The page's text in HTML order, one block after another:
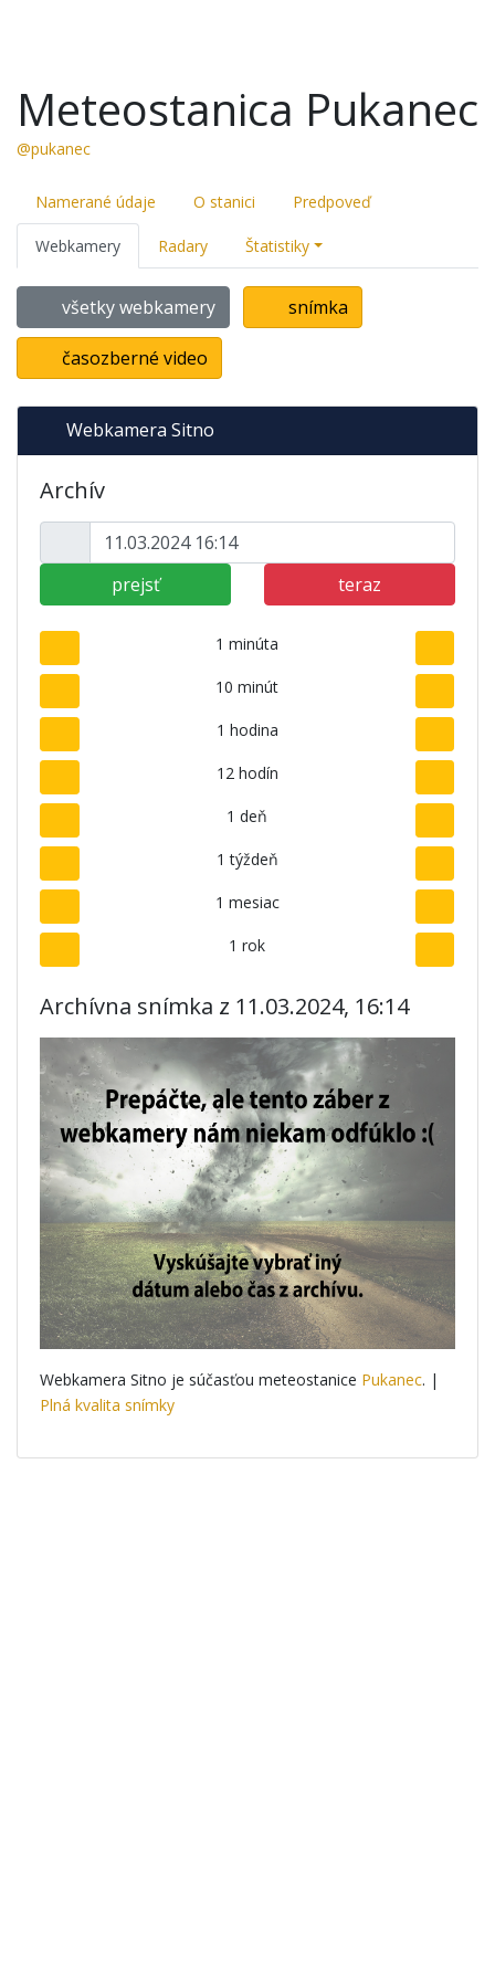
Meteostanica Pukanec
@pukanec
Namerané údaje O stanici Predpoveď
Webkamery Radary Štatistiky
všetky webkamery snímka
časozberné video
Webkamera Sitno
Archív
prejsť teraz
1 minúta
10 minút
1 hodina
12 hodín
1 deň
1 týždeň
1 mesiac
1 rok
Archívna snímka z 11.03.2024, 16:14
Webkamera Sitno je súčasťou meteostanice Pukanec. |
Plná kvalita snímky